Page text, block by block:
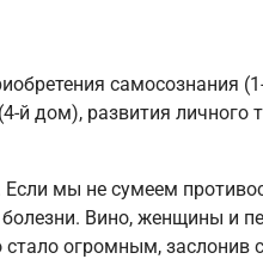
самосознания
й дом), развития личного
мы не сумеем
Вино, женщины и
огромным, заслонив